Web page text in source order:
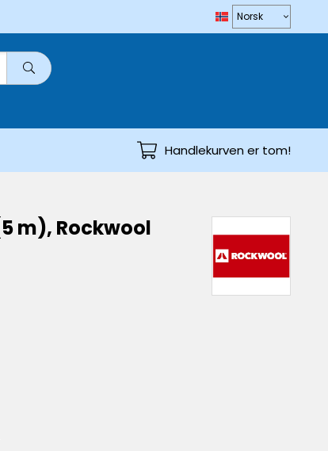
Handlekurven er tom!
m), Rockwool